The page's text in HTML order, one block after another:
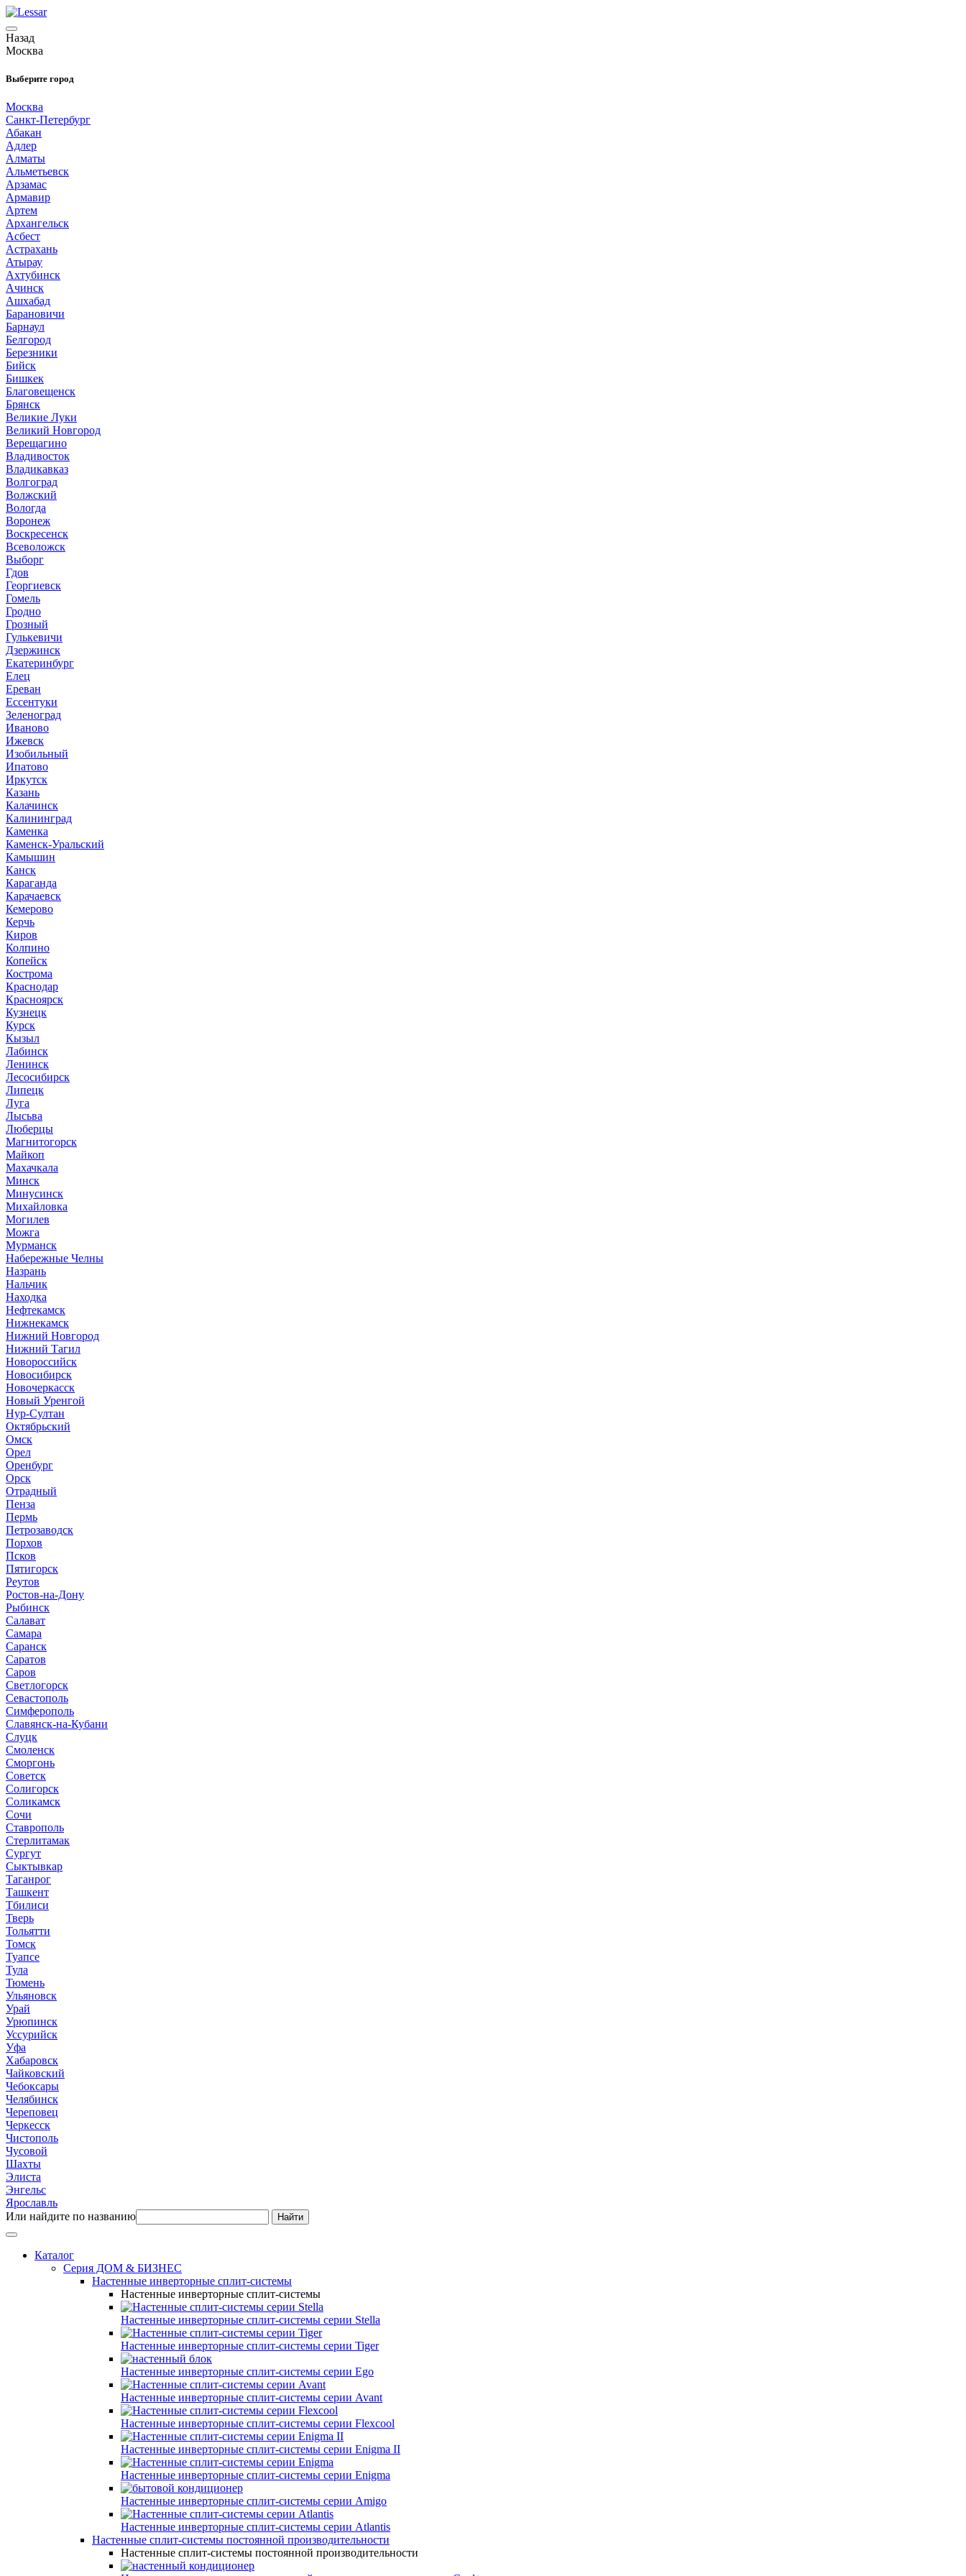
Назад
Москва
Выберите город
Москва
Санкт-Петербург
Абакан
Адлер
Алматы
Альметьевск
Арзамас
Армавир
Артем
Архангельск
Асбест
Астрахань
Атырау
Ахтубинск
Ачинск
Ашхабад
Барановичи
Барнаул
Белгород
Березники
Бийск
Бишкек
Благовещенск
Брянск
Великие Луки
Великий Новгород
Верещагино
Владивосток
Владикавказ
Волгоград
Волжский
Вологда
Воронеж
Воскресенск
Всеволожск
Выборг
Гдов
Георгиевск
Гомель
Гродно
Грозный
Гулькевичи
Дзержинск
Екатеринбург
Елец
Ереван
Ессентуки
Зеленоград
Иваново
Ижевск
Изобильный
Ипатово
Иркутск
Казань
Калачинск
Калининград
Каменка
Каменск-Уральский
Камышин
Канск
Караганда
Карачаевск
Кемерово
Керчь
Киров
Колпино
Копейск
Кострома
Краснодар
Красноярск
Кузнецк
Курск
Кызыл
Лабинск
Ленинск
Лесосибирск
Липецк
Луга
Лысьва
Люберцы
Магнитогорск
Майкоп
Махачкала
Минск
Минусинск
Михайловка
Могилев
Можга
Мурманск
Набережные Челны
Назрань
Нальчик
Находка
Нефтекамск
Нижнекамск
Нижний Новгород
Нижний Тагил
Новороссийск
Новосибирск
Новочеркасск
Новый Уренгой
Нур-Султан
Октябрьский
Омск
Орел
Оренбург
Орск
Отрадный
Пенза
Пермь
Петрозаводск
Порхов
Псков
Пятигорск
Реутов
Ростов-на-Дону
Рыбинск
Салават
Самара
Саранск
Саратов
Саров
Светлогорск
Севастополь
Симферополь
Славянск-на-Кубани
Слуцк
Смоленск
Сморгонь
Советск
Солигорск
Соликамск
Сочи
Ставрополь
Стерлитамак
Сургут
Сыктывкар
Таганрог
Ташкент
Тбилиси
Тверь
Тольятти
Томск
Туапсе
Тула
Тюмень
Ульяновск
Урай
Урюпинск
Уссурийск
Уфа
Хабаровск
Чайковский
Чебоксары
Челябинск
Череповец
Черкесск
Чистополь
Чусовой
Шахты
Элиста
Энгельс
Ярославль
Или найдите по названию
Каталог
Серия ДОМ & БИЗНЕС
Настенные инверторные сплит-системы
Настенные инверторные сплит-системы
Настенные инверторные сплит-системы серии Stella
Настенные инверторные сплит-системы серии Tiger
Настенные инверторные сплит-системы серии Ego
Настенные инверторные сплит-системы серии Avant
Настенные инверторные сплит-системы серии Flexcool
Настенные инверторные сплит-системы серии Enigma II
Настенные инверторные сплит-системы серии Enigma
Настенные инверторные сплит-системы серии Amigo
Настенные инверторные сплит-системы серии Atlantis
Настенные сплит-системы постоянной производительности
Настенные сплит-системы постоянной производительности